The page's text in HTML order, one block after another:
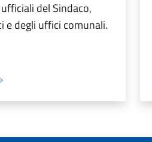
del Sindaco,
e degli uffici comunali.